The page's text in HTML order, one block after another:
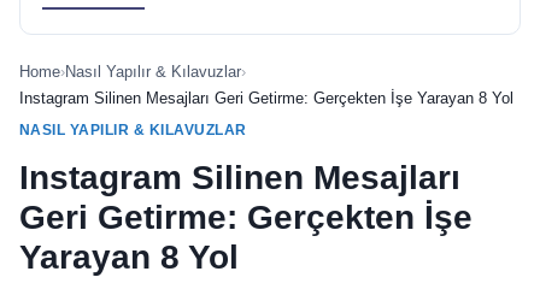
Home›Nasıl Yapılır & Kılavuzlar›
Instagram Silinen Mesajları Geri Getirme: Gerçekten İşe Yarayan 8 Yol
NASIL YAPILIR & KILAVUZLAR
Instagram Silinen Mesajları
Geri Getirme: Gerçekten İşe
Yarayan 8 Yol